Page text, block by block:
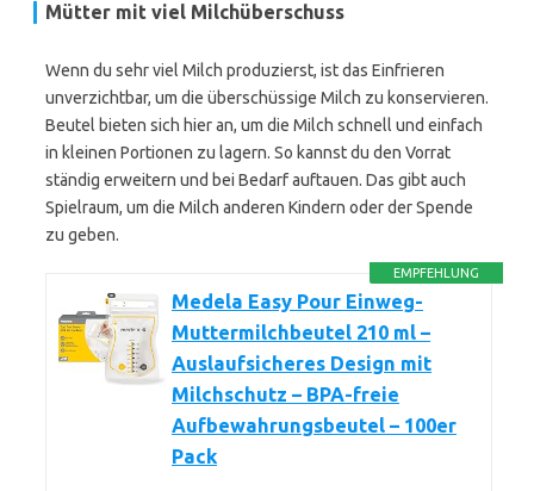
Mütter mit viel Milchüberschuss
Wenn du sehr viel Milch produzierst, ist das Einfrieren
unverzichtbar, um die überschüssige Milch zu konservieren.
Beutel bieten sich hier an, um die Milch schnell und einfach
in kleinen Portionen zu lagern. So kannst du den Vorrat
ständig erweitern und bei Bedarf auftauen. Das gibt auch
Spielraum, um die Milch anderen Kindern oder der Spende
zu geben.
EMPFEHLUNG
Medela Easy Pour Einweg-
Muttermilchbeutel 210 ml –
Auslaufsicheres Design mit
Milchschutz – BPA-freie
Aufbewahrungsbeutel – 100er
Pack